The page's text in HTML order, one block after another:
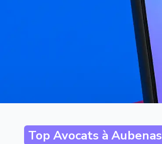
Top Avocats à Aubenas